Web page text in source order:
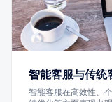
智能客服与传统
智能客服在高效性、